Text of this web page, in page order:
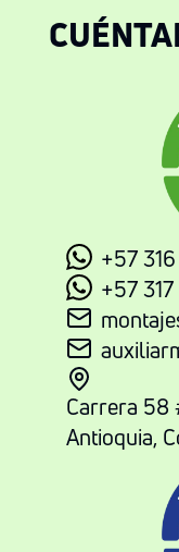
+57
+57 317
Carrera
Antioquia,